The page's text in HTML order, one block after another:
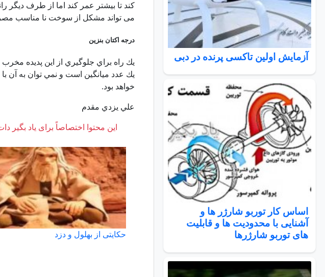
آزمایش اولین تاکسی‌ پرنده در دبی
اساس کار توربو شارژر ها و
آشنایی با محدودیت ها و قابلیت
های توربو شارژرها
كند تا بيشتر عمر كند اما از طرف
می تواند مشکل از سوخت نا مناسب
درجه اكتان بنزين
يك راه براي جلوگيري از اين پديده
يك عدد ميانگين است و نمي توان به آن با
خواهد بود.
علي يزدي مقدم
این محتوا اختصاصاً برای یاد بگیر
حکایتی از بهلول و دزد